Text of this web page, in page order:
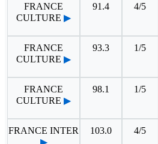
FRANCE
CULTURE ▶
91.4 4/5
FRANCE
CULTURE ▶
93.3 1/5
FRANCE
CULTURE ▶
98.1 1/5
FRANCE INTER
▶
103.0 4/5